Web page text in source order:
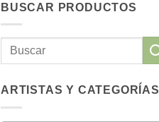
BUSCAR PRODUCTOS
Buscar
ARTISTAS Y CATEGORÍAS